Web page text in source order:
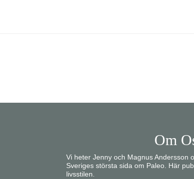
Om
Vi heter Jenny och Magnus Andersson
Sveriges största sida om Paleo. Här
livsstilen.